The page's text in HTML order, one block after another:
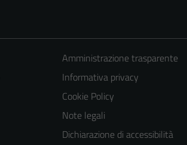
Amministrazione trasparente
Informativa privacy
Cookie Policy
Note legali
Dichiarazione di accessibilità